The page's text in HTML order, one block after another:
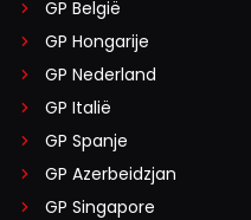
GP België
GP Hongarije
GP Nederland
GP Italië
GP Spanje
GP Azerbeidzjan
GP Singapore